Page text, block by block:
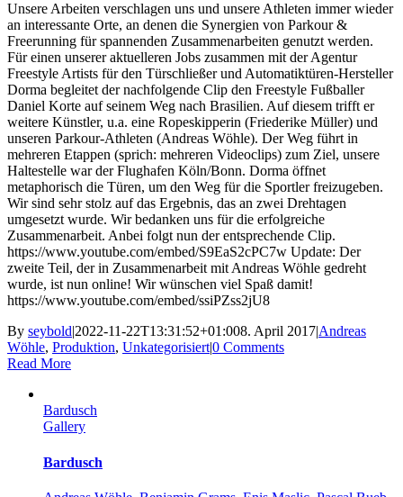
Unsere Arbeiten verschlagen uns und unsere Athleten immer wieder
an interessante Orte, an denen die Synergien von Parkour &
Freerunning für spannenden Zusammenarbeiten genutzt werden.
Für einen unserer aktuelleren Jobs zusammen mit der Agentur
Freestyle Artists für den Türschließer und Automatiktüren-Hersteller
Dorma begleitet der nachfolgende Clip den Freestyle Fußballer
Daniel Korte auf seinem Weg nach Brasilien. Auf diesem trifft er
weitere Künstler, u.a. eine Ropeskipperin (Friederike Müller) und
unseren Parkour-Athleten (Andreas Wöhle). Der Weg führt in
mehreren Etappen (sprich: mehreren Videoclips) zum Ziel, unsere
Haltestelle war der Flughafen Köln/Bonn. Dorma öffnet
metaphorisch die Türen, um den Weg für die Sportler freizugeben.
Wir sind sehr stolz auf das Ergebnis, das an zwei Drehtagen
umgesetzt wurde. Wir bedanken uns für die erfolgreiche
Zusammenarbeit. Anbei folgt nun der entsprechende Clip.
https://www.youtube.com/embed/S9EaS2cPC7w Update: Der
zweite Teil, der in Zusammenarbeit mit Andreas Wöhle gedreht
wurde, ist nun online! Wir wünschen viel Spaß damit!
https://www.youtube.com/embed/ssiPZss2jU8
By seybold2022-11-22T13:31:52+01:008. April 2017Andreas
Wöhle, Produktion, Unkategorisiert|0 Comments
Read More
Bardusch
Gallery
Bardusch